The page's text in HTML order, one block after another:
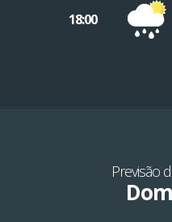
18:00
Previsão